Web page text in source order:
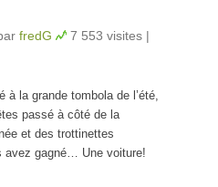
fredG 7 553 visites |
à la grande tombola de l’été,
passé à côté de la
et des trottinettes
avez gagné… Une voiture!